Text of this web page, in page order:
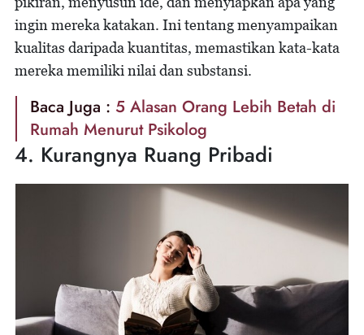
ingin mereka katakan. Ini tentang menyampaikan
kualitas daripada kuantitas, memastikan kata-kata
mereka memiliki nilai dan substansi.
Baca Juga : 5 Alasan Orang Lebih Betah di
Rumah Menurut Psikolog
4. Kurangnya Ruang Pribadi